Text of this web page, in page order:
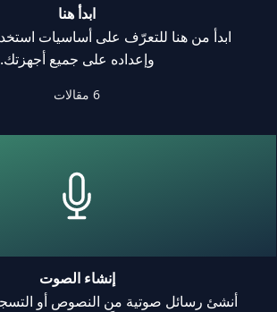
ابدأ هنا
وإعداده على جميع أجهزتك.
6 مقالات
إنشاء الصوت
أنشئ رسائل صوتية من النصوص أو